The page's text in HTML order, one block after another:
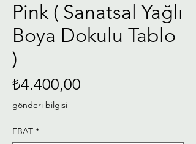
Pink ( Sanatsal Yağlı
Boya Dokulu Tablo
)
₺4.400,00
gönderi bilgisi
EBAT *